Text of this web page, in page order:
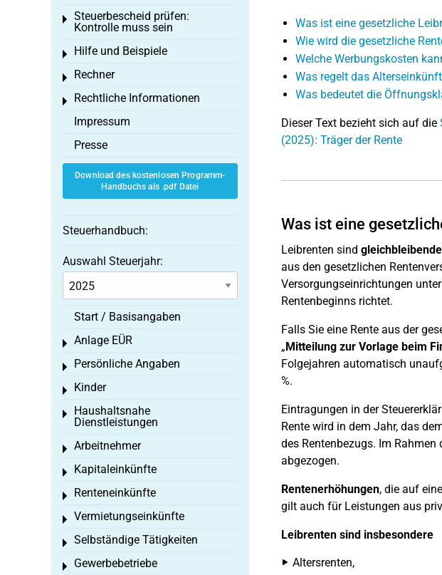
Was ist eine gesetzliche
Wie wird die gesetzliche
Welche Werbungskosten
Was regelt das
Was bedeutet die
Dieser Text bezieht sich auf die
(2025): Träger der Rente
Was ist eine
Leibrenten sind
aus den gesetzlichen
Versorgungseinrichtungen
Rentenbeginns richtet.
Falls Sie eine Rente aus der
„Mitteilung zur Vorlage beim
Folgejahren automatisch
%.
Eintragungen in der
Rente wird in dem Jahr, das
des Rentenbezugs. Im
abgezogen.
Rentenerhöhungen, die auf
gilt auch für Leistungen aus
Leibrenten sind insbesondere
Altersrenten,
Steuerbescheid prüfen:
Kontrolle muss sein
Toggle menu
Hilfe und Beispiele
Toggle menu
Rechner
Toggle menu
Rechtliche Informationen
Toggle menu
Impressum
Presse
Download des kostenlosen Programm-
Handbuchs als .pdf Datei
Steuerhandbuch:
Auswahl Steuerjahr:
Start / Basisangaben
Anlage EÜR
Toggle menu
Persönliche Angaben
Toggle menu
Kinder
Toggle menu
Haushaltsnahe
Dienstleistungen
Toggle menu
Arbeitnehmer
Toggle menu
Kapitaleinkünfte
Toggle menu
Renteneinkünfte
Toggle menu
Vermietungseinkünfte
Toggle menu
Selbständige Tätigkeiten
Toggle menu
Gewerbebetriebe
Toggle menu